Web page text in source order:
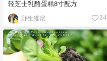
轻芝士乳酪蛋糕8寸配方
野生维尼 24